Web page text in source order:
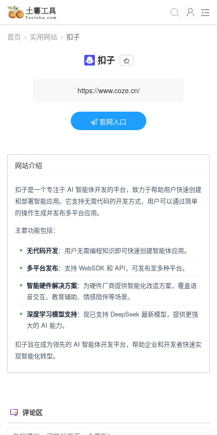
视频处理
编程开发
趣味休闲
首页 › 实用网站 › 扣子
扣子
https://www.coze.cn/
官网入口
网站介绍
扣子是一个专注于 AI 智能体开发的平台，致力于帮助用户快速创建
和部署智能应用。它支持无需代码的开发方式，用户可以通过简单
的操作生成并发布多平台应用。
主要功能包括：
无代码开发：用户无需编程知识即可快速创建智能体应用。
多平台发布：支持 WebSDK 和 API，可发布至多种平台。
智能硬件解决方案：为硬件厂商提供智能化改造方案，覆盖语
音交互、教育辅助、情感陪伴等场景。
深度学习模型支持：现已支持 DeepSeek 最新模型，提供更强
大的 AI 能力。
扣子旨在成为领先的 AI 智能体开发平台，帮助企业和开发者快速实
现智能化转型。
评论区